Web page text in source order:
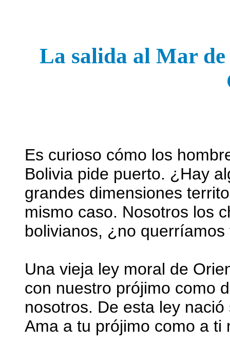
La salida al Mar de
Es curioso cómo los
Bolivia pide puerto. ¿Hay
grandes dimensiones
mismo caso. Nosotros los
bolivianos, ¿no
Una vieja ley moral de
con nuestro prójimo como
nosotros. De esta ley
Ama a tu prójimo como a ti